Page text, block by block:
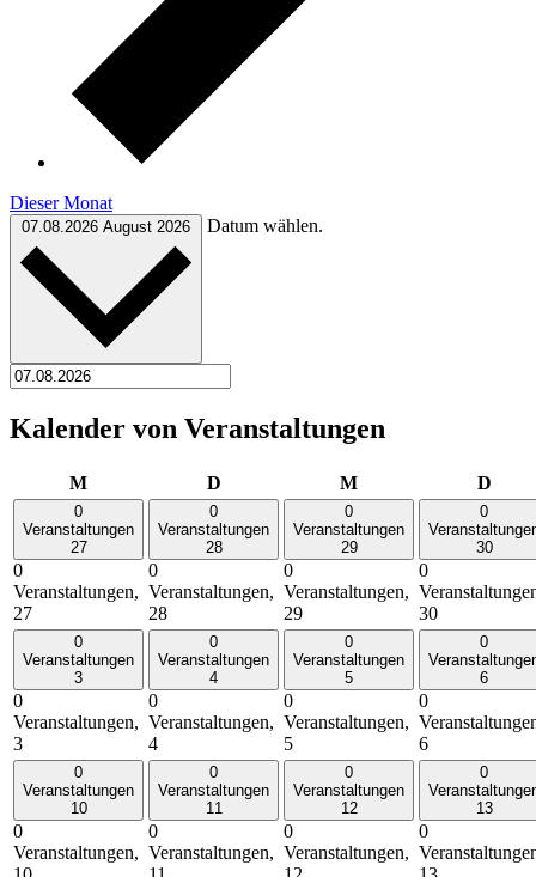
Dieser Monat
07.08.2026 August 2026 Datum wählen.
Kalender von Veranstaltungen
MMontag DDienstag MMittwoch D
0
Veranstaltungen
27
0
Veranstaltungen,
27
0
Veranstaltungen
28
0
Veranstaltungen,
28
0
Veranstaltungen
29
0
Veranstaltungen,
29
0
30
0
30
0
Veranstaltungen
3
0
Veranstaltungen,
3
0
Veranstaltungen
4
0
Veranstaltungen,
4
0
Veranstaltungen
5
0
Veranstaltungen,
5
0
6
0
6
0
Veranstaltungen
10
0
Veranstaltungen,
0
Veranstaltungen
11
0
Veranstaltungen,
0
Veranstaltungen
12
0
Veranstaltungen,
0
13
0